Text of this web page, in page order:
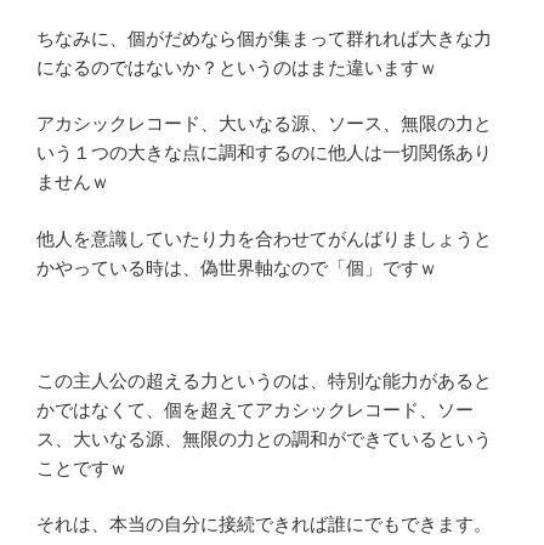
ちなみに、個がだめなら個が集まって群れれば大きな力
になるのではないか？というのはまた違いますｗ
アカシックレコード、大いなる源、ソース、無限の力と
いう１つの大きな点に調和するのに他人は一切関係あり
ませんｗ
他人を意識していたり力を合わせてがんばりましょうと
かやっている時は、偽世界軸なので「個」ですｗ
この主人公の超える力というのは、特別な能力があると
かではなくて、個を超えてアカシックレコード、ソー
ス、大いなる源、無限の力との調和ができているという
ことですｗ
それは、本当の自分に接続できれば誰にでもできます。